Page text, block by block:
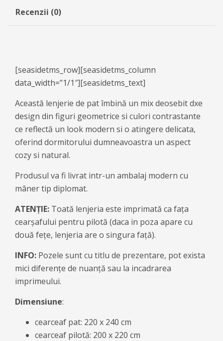
Recenzii (0)
[seasidetms_row][seasidetms_column
data_width=”1/1″][seasidetms_text]
Această lenjerie de pat îmbină un mix deosebit dxe
design din figuri geometrice si culori contrastante
ce reflectă un look modern si o atingere delicata,
oferind dormitorului dumneavoastra un aspect
cozy si natural.
Produsul va fi livrat intr-un ambalaj modern cu
mâner tip diplomat.
ATENȚIE: Toată lenjeria este imprimată ca fața
cearșafului pentru pilotă (daca in poza apare cu
două fețe, lenjeria are o singura față).
INFO: Pozele sunt cu titlu de prezentare, pot exista
mici diferențe de nuanță sau la incadrarea
imprimeului.
Dimensiune:
cearceaf pat: 220 x 240 cm
cearceaf pilotă: 200 x 220 cm